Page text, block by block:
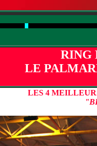
RING
LE
LES 4